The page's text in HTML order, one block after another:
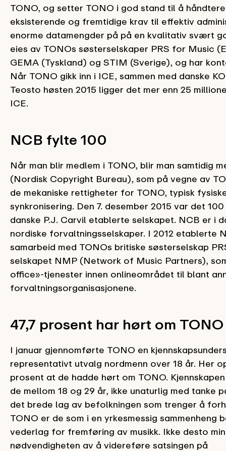
TONO, og setter TONO i god stand til å
eksisterende og fremtidige krav til effektiv
enorme datamengder på på en kvalitativ svært
eies av TONOs søsterselskaper PRS for Music
GEMA (Tyskland) og STIM (Sverige), og har
Når TONO gikk inn i ICE, sammen med danske
Teosto høsten 2015 ligger det mer enn 25
ICE.
NCB fylte 100
Når man blir medlem i TONO, blir man samtidig
(Nordisk Copyright Bureau), som på vegne av
de mekaniske rettigheter for TONO, typisk
synkronisering. Den 7. desember 2015 var det
danske P.J. Carvil etablerte selskapet. NCB er i
nordiske forvaltningsselskaper. I 2012 etablerte
samarbeid med TONOs britiske søsterselskap
selskapet NMP (Network of Music Partners),
office»-tjenester innen onlineområdet til blant
forvaltningsorganisasjonene.
47,7 prosent har hørt om TONO
I januar gjennomførte TONO en
representativt utvalg nordmenn over 18 år. Her
prosent at de hadde hørt om TONO.
de mellom 18 og 29 år, ikke unaturlig med tanke
det brede lag av befolkningen som trenger å
TONO er de som i en yrkesmessig sammenheng
vederlag for fremføring av musikk. Ikke desto
nødvendigheten av å videreføre satsingen på